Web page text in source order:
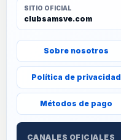
SITIO OFICIAL
clubsamsve.com
Sobre nosotros
Política de privacidad
Métodos de pago
CANALES OFICIALES